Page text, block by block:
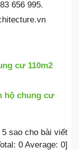
656 995.
cư 110m2
hộ chung cư
5 sao cho bài viết
0 Average: 0]